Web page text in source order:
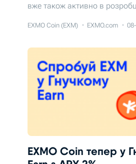
вже також активно в
EXMO Coin (EXM) EXMO.com
EXMO Coin тепер у